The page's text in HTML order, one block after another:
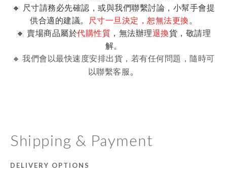
🔸 尺寸請務必先確認，或與我們聯繫討論，小幫手會提
供合適的建議。
尺寸一旦決定，恕無法更換。
🔸 賣場商品屬於代購性質 ，無法辦理退換貨，敬請理
解。
🔸 我們會以最快速度安排出貨，若有任何問題，隨時可
以聯繫客服 。
Shipping & Payment
DELIVERY OPTIONS